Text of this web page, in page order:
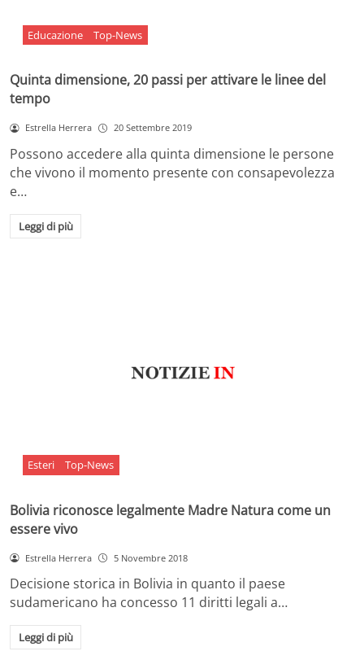
Educazione Top-News
Quinta dimensione, 20 passi per attivare le linee del
tempo
Estrella Herrera 20 Settembre 2019
Possono accedere alla quinta dimensione le persone
che vivono il momento presente con consapevolezza
e…
Leggi di più
Esteri Top-News
Bolivia riconosce legalmente Madre Natura come un
essere vivo
Estrella Herrera 5 Novembre 2018
Decisione storica in Bolivia in quanto il paese
sudamericano ha concesso 11 diritti legali a…
Leggi di più